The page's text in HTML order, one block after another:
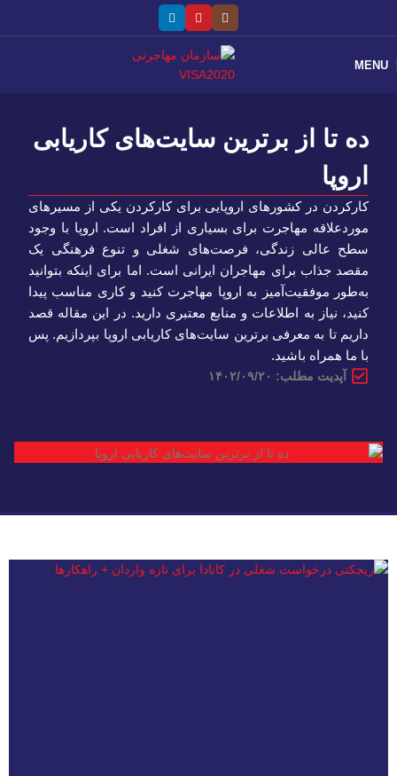
MENU
ده تا از برترین سایت‌های کاریابی
اروپا
کارکردن در کشورهای اروپایی برای کارکردن یکی از مسیرهای
موردعلاقه مهاجرت برای بسیاری از افراد است. اروپا با وجود
سطح عالی زندگی، فرصت‌های شغلی و تنوع فرهنگی یک
مقصد جذاب برای مهاجران ایرانی است. اما برای اینکه بتوانید
به‌طور موفقیت‌آمیز به اروپا مهاجرت کنید و کاری مناسب پیدا
کنید، نیاز به اطلاعات و منابع معتبری دارید. در این مقاله قصد
داریم تا به معرفی برترین سایت‌های کاریابی اروپا بپردازیم. پس
با ما همراه باشید.
آپدیت مطلب: ۱۴۰۲/۰۹/۲۰